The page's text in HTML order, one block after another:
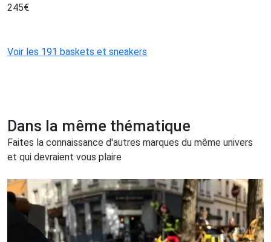
245€
Voir les 191 baskets et sneakers
Dans la même thématique
Faites la connaissance d'autres marques du même univers
et qui devraient vous plaire